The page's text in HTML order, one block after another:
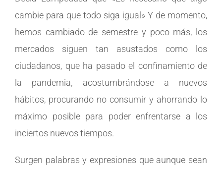
cambie para que todo siga igual» Y de momento,
hemos cambiado de semestre y poco más, los
mercados siguen tan asustados como los
ciudadanos, que ha pasado el confinamiento de
la pandemia, acostumbrándose a nuevos
hábitos, procurando no consumir y ahorrando lo
máximo posible para poder enfrentarse a los
inciertos nuevos tiempos.
Surgen palabras y expresiones que aunque sean